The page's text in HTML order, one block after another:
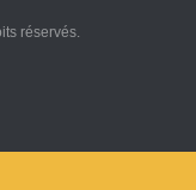
réservés.